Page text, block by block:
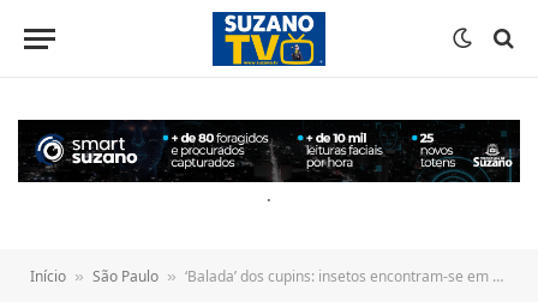
conteúdo
.
Início » São Paulo » ‘Balada’ dos cupins: insetos encontram-se em pontos de luz antes de se reproduzir